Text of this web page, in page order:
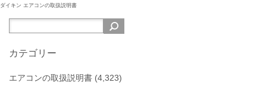
ダイキン エアコンの取扱説明書
カテゴリー
エアコンの取扱説明書 (4,323)